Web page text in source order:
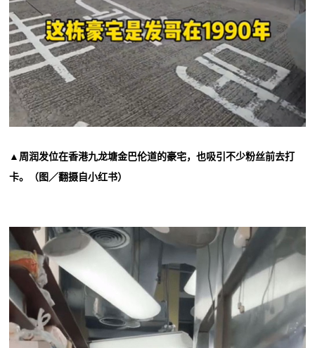
▲周润发位在香港九龙塘金巴伦道的豪宅，也吸引不少粉丝前去打
卡。（图／翻摄自小红书）